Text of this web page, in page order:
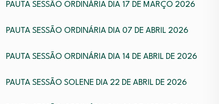
PAUTA SESSÃO ORDINÁRIA DIA 17 DE MARÇO 2026
PAUTA SESSÃO ORDINÁRIA DIA 07 DE ABRIL 2026
PAUTA SESSÃO ORDINÁRIA DIA 14 DE ABRIL DE 2026
PAUTA SESSÃO SOLENE DIA 22 DE ABRIL DE 2026